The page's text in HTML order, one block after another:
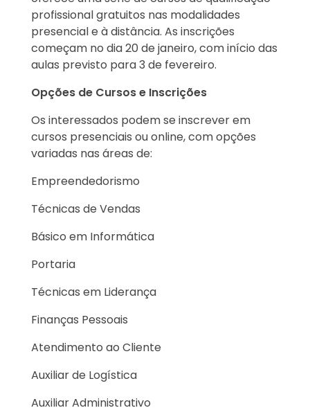
profissional gratuitos nas modalidades
presencial e à distância. As inscrições
começam no dia 20 de janeiro, com início das
aulas previsto para 3 de fevereiro.
Opções de Cursos e Inscrições
Os interessados podem se inscrever em
cursos presenciais ou online, com opções
variadas nas áreas de:
Empreendedorismo
Técnicas de Vendas
Básico em Informática
Portaria
Técnicas em Liderança
Finanças Pessoais
Atendimento ao Cliente
Auxiliar de Logística
Auxiliar Administrativo